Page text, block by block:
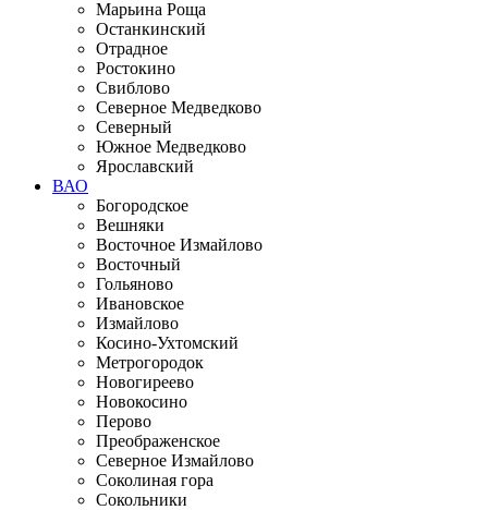
Марьина Роща
Останкинский
Отрадное
Ростокино
Свиблово
Северное Медведково
Северный
Южное Медведково
Ярославский
ВАО
Богородское
Вешняки
Восточное Измайлово
Восточный
Гольяново
Ивановское
Измайлово
Косино-Ухтомский
Метрогородок
Новогиреево
Новокосино
Перово
Преображенское
Северное Измайлово
Соколиная гора
Сокольники